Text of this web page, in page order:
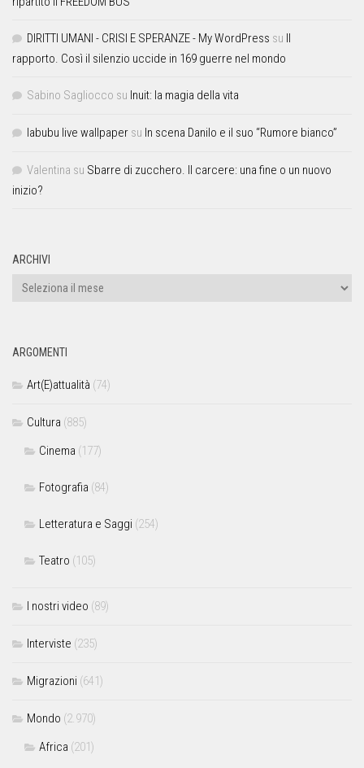
DIRITTI UMANI - CRISI E SPERANZE - My WordPress su Il
rapporto. Così il silenzio uccide in 169 guerre nel mondo
Sabino Sagliocco su Inuit: la magia della vita
labubu live wallpaper su In scena Danilo e il suo “Rumore bianco”
Valentina su Sbarre di zucchero. Il carcere: una fine o un nuovo
inizio?
ARCHIVI
ARGOMENTI
Art(E)attualità (74)
Cultura (885)
Cinema (177)
Fotografia (84)
Letteratura e Saggi (254)
Teatro (105)
I nostri video (89)
Interviste (235)
Migrazioni (641)
Mondo (2.970)
Africa (201)